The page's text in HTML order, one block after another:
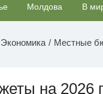
Молдова В
Экономика Местные
на 2026
секунд, а смеяться